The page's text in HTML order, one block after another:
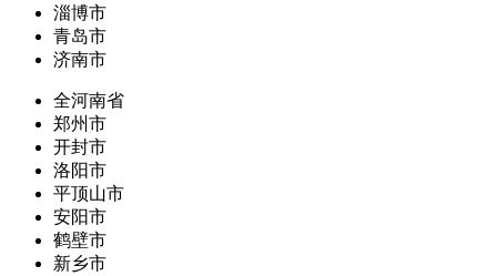
淄博市
青岛市
济南市
全河南省
郑州市
开封市
洛阳市
平顶山市
安阳市
鹤壁市
新乡市